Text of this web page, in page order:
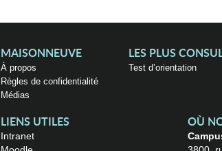
MAISONNEUVE
À propos
Règles de confidentialité
Médias
LES PLUS
Test d’orientation
LIENS UTILES
Intranet
OÙ